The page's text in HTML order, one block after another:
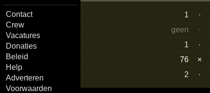
Contact
Crew
Vacatures
Donaties
Beleid
Help
Adverteren
Voorwaarden
1 ·
geen
·
1
·
76
×
2
·